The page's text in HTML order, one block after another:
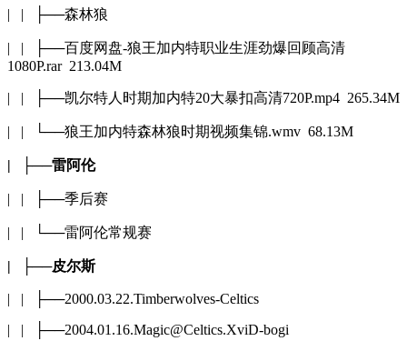
| | ├──森林狼
| | ├──百度网盘-狼王加内特职业生涯劲爆回顾高清
1080P.rar 213.04M
| | ├──凯尔特人时期加内特20大暴扣高清720P.mp4 265.34M
| | └──狼王加内特森林狼时期视频集锦.wmv 68.13M
| ├──雷阿伦
| | ├──季后赛
| | └──雷阿伦常规赛
| ├──皮尔斯
| | ├──2000.03.22.Timberwolves-Celtics
| | ├──2004.01.16.Magic@Celtics.XviD-bogi